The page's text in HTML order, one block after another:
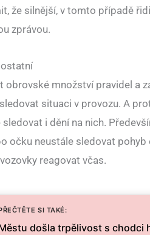
že silnější, v tomto případě
zprávou.
obrovské množství pravidel a
situaci v provozu. A
sledovat i dění na nich.
očku neustále sledovat
reagovat včas.
SI TAKÉ:
došla trpělivost s chodci